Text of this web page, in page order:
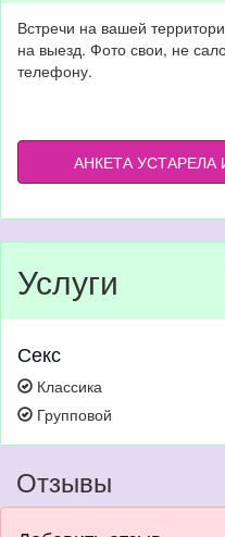
Встречи на вашей
на выезд. Фото свои, не
телефону.
АНКЕТА
Услуги
Секс
Классика
Групповой
Отзывы